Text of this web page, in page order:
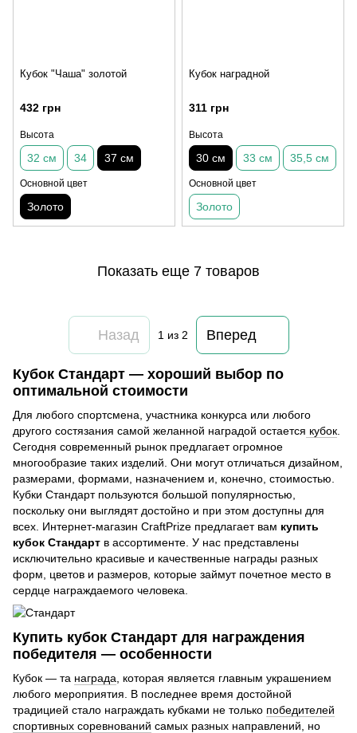
Кубок "Чаша" золотой
432 грн
Высота
32 см 34 37 см
Основной цвет
Золото
Кубок наградной
311 грн
Высота
30 см 33 см 35,5 см
Основной цвет
Золото
Показать еще 7 товаров
Назад 1из 2 Вперед
Кубок Стандарт — хороший выбор по
оптимальной стоимости
Для любого спортсмена, участника конкурса или любого
другого состязания самой желанной наградой остается кубок
Сегодня современный рынок предлагает огромное
многообразие таких изделий. Они могут отличаться дизайном,
размерами, формами, назначением и, конечно, стоимостью.
Кубки Стандарт пользуются большой популярностью,
поскольку они выглядят достойно и при этом доступны для
всех. Интернет-магазин CraftPrize предлагает вам купить
кубок Стандарт в ассортименте. У нас представлены
исключительно красивые и качественные награды разных
форм, цветов и размеров, которые займут почетное место в
сердце награждаемого человека.
Купить кубок Стандарт для награждения
победителя — особенности
Кубок — та награда , которая является главным украшением
любого мероприятия. В последнее время достойной
традицией стало награждать кубками не только победителей
спортивных соревнований самых разных направлений, но